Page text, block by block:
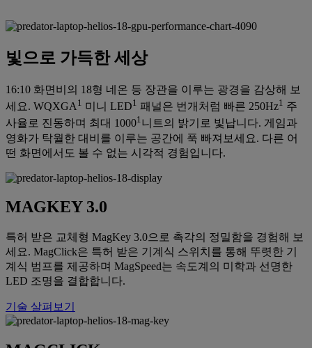
빛으로 가득한 세상
16:10 화면비의 18형 네온 등 장관을 이루는 광경을 감상해 보
세요. WQXGA 1 미니 LED1 패널은 번개처럼 빠른 250Hz1 주
사율로 진동하며 최대 10001니트의 밝기로 빛납니다. 게임과
영화가 탁월한 대비를 이루는 공간에 푹 빠져보세요. 다른 어
떤 화면에서도 볼 수 없는 시각적 경험입니다.
MAGKEY 3.0
특허 받은 교체형 MagKey 3.0으로 촉각의 정밀함을 경험해 보
세요. MagClick은 특허 받은 기계식 스위치를 통해 뚜렷한 기
계식 범프를 제공하며 MagSpeed는 속도계의 미학과 선명한
LED 조명을 결합합니다.
기술 살펴보기